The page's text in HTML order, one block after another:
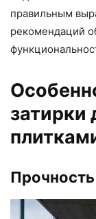
правильным
рекомендаций